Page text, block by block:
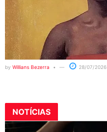
by Willians Bezerra 28/07/2026
NOTÍCIAS